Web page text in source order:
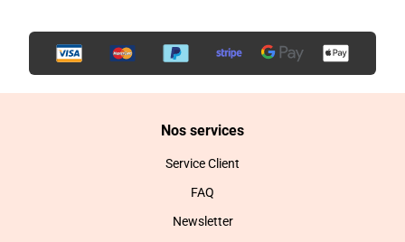
Nos services
Service Client
FAQ
Newsletter